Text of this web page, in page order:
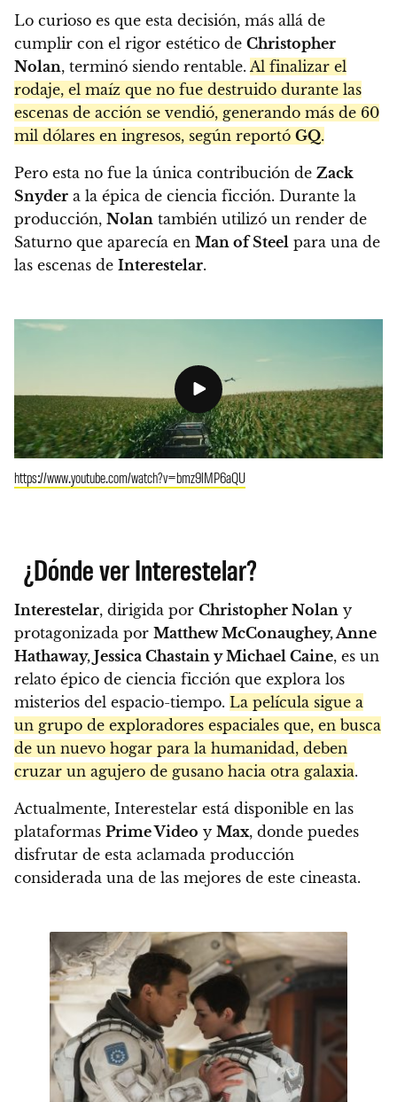
Lo curioso es que esta decisión, más allá de
cumplir con el rigor estético de Christopher
Nolan, terminó siendo rentable. Al finalizar el
rodaje, el maíz que no fue destruido durante las
escenas de acción se vendió, generando más de 60
mil dólares en ingresos, según reportó GQ.
Pero esta no fue la única contribución de Zack
Snyder a la épica de ciencia ficción. Durante la
producción, Nolan también utilizó un render de
Saturno que aparecía en Man of Steel para una de
las escenas de Interestelar.
https://www.youtube.com/watch?v=bmz9lMP6aQU
¿Dónde ver Interestelar?
Interestelar, dirigida por Christopher Nolan y
protagonizada por Matthew McConaughey, Anne
Hathaway, Jessica Chastain y Michael Caine, es un
relato épico de ciencia ficción que explora los
misterios del espacio-tiempo. La película sigue a
un grupo de exploradores espaciales que, en busca
de un nuevo hogar para la humanidad, deben
cruzar un agujero de gusano hacia otra galaxia.
Actualmente, Interestelar está disponible en las
plataformas Prime Video y Max, donde puedes
disfrutar de esta aclamada producción
considerada una de las mejores de este cineasta.